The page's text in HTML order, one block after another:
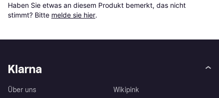
Haben Sie etwas an diesem Produkt bemerkt, das nicht
stimmt? Bitte melde sie hier.
Klarna
Über uns
Wikipink